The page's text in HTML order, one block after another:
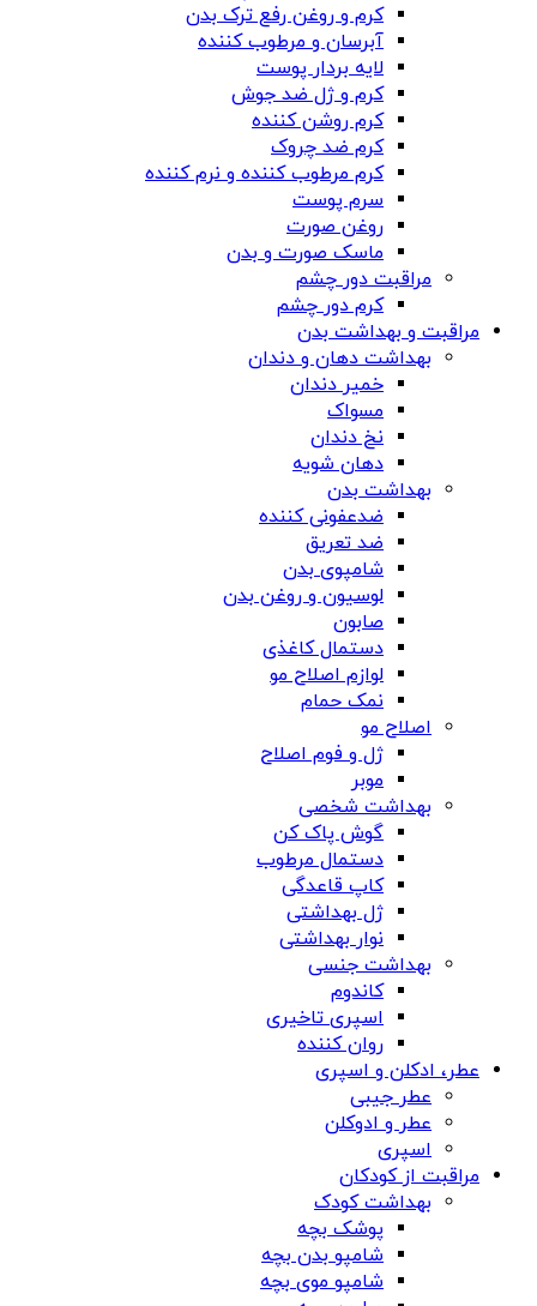
کرم و روغن رفع ترک بدن
آبرسان و مرطوب کننده
لایه بردار پوست
کرم و ژل ضد جوش
کرم روشن کننده
کرم ضد چروک
کرم مرطوب کننده و نرم کننده
سرم پوست
روغن صورت
ماسک صورت و بدن
مراقبت دور چشم
کرم دور چشم
مراقبت و بهداشت بدن
بهداشت دهان و دندان
خمیر دندان
مسواک
نخ دندان
دهان شویه
بهداشت بدن
ضدعفونی کننده
ضد تعریق
شامپوی بدن
لوسیون و روغن بدن
صابون
دستمال کاغذی
لوازم اصلاح مو
نمک حمام
اصلاح مو
ژل و فوم اصلاح
موبر
بهداشت شخصی
گوش پاک کن
دستمال مرطوب
کاپ قاعدگی
ژل بهداشتی
نوار بهداشتی
بهداشت جنسی
کاندوم
اسپری تاخیری
روان کننده
عطر، ادکلن و اسپری
عطر جیبی
عطر و ادوکلن
اسپری
مراقبت از کودکان
بهداشت کودک
پوشک بچه
شامپو بدن بچه
شامپو موی بچه